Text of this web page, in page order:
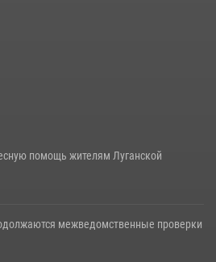
рецидивиста за попытку
помощь жителям Луганской
межведомственные проверки